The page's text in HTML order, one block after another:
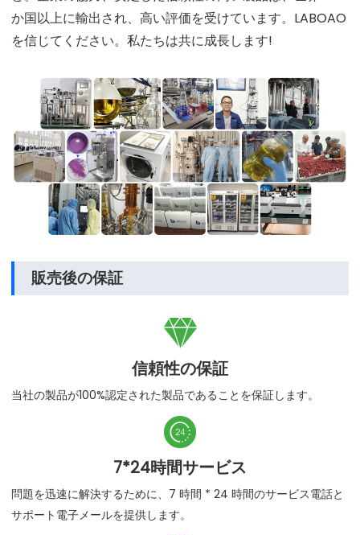
か国以上に輸出され、高い評価を受けています。LABOAO
を信じてください。私たちは共に成長します!
販売後の保証

信頼性の保証
当社の製品が100%認定された製品であることを保証します。

7*24時間サービス
問題を迅速に解決するために、7 時間 * 24 時間のサービス電話と
サポート電子メールを提供します。